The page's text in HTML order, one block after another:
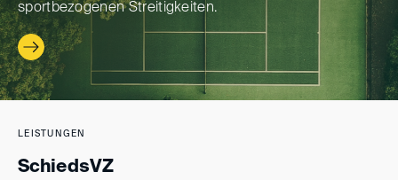
sportbezogenen Streitigkeiten.
LEISTUNGEN
SchiedsVZ